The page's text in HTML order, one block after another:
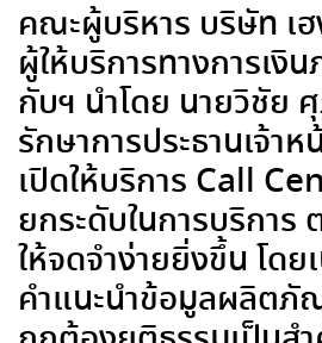
คณะผู้บริหาร บริษัท เ
ผู้ให้บริการทางการเงิน
กับฯ นำโดย นายวิชัย
รักษาการประธานเจ้า
เปิดให้บริการ Call
ยกระดับในการบริการ
ให้จดจำง่ายยิ่งขึ้น โดย
คำแนะนำข้อมูลผลิตภั